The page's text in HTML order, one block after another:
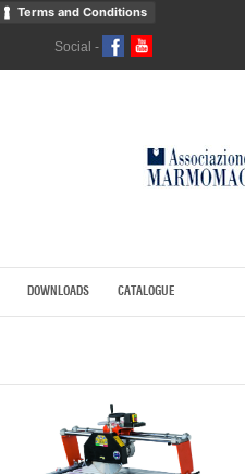
Terms and Conditions
Social -
DOWNLOADS CATALOGUE